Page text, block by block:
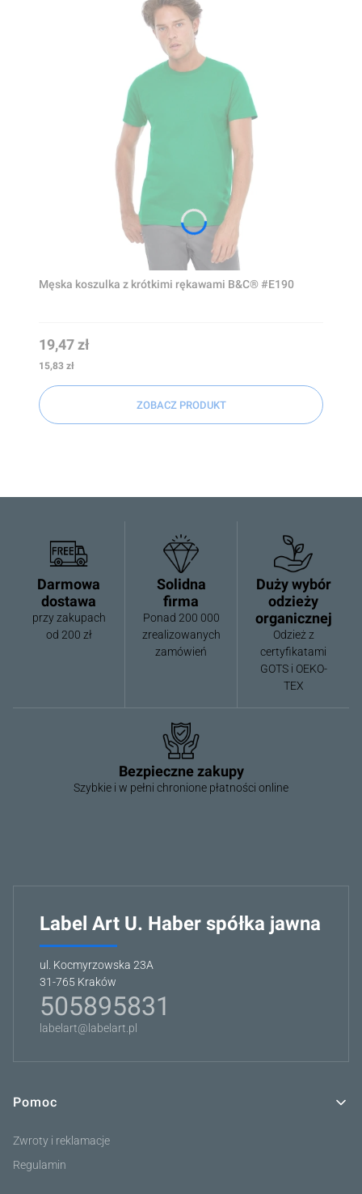
Męska koszulka z krótkimi rękawami B&C® #E190
Cena
19,47 zł
Cena
15,83 zł
ZOBACZ PRODUKT
Darmowa
dostawa
przy zakupach
od 200 zł
Solidna
firma
Ponad 200 000
zrealizowanych
zamówień
Duży wybór
odzieży
organicznej
Odzież z
certyfikatami
GOTS i OEKO-
TEX
Bezpieczne zakupy
Szybkie i w pełni chronione płatności online
Label Art U. Haber spółka jawna
ul. Kocmyrzowska 23A
31-765 Kraków
505895831
labelart@labelart.pl
Linki w stopce
Pomoc
Zwroty i reklamacje
Regulamin